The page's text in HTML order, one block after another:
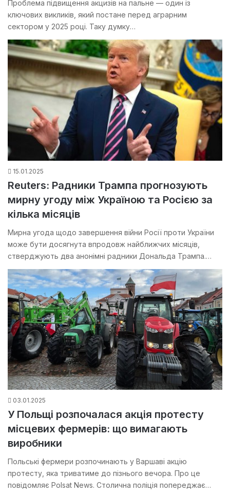
Проблема підвищення акцизів на пальне — один із
ключових викликів, який постане перед аграрним
сектором у 2025 році. Таку думку…
15.01.2025
Reuters: Радники Трампа прогнозують
мирну угоду між Україною та Росією за
кілька місяців
Мирна угода щодо завершення війни Росії проти України
може бути досягнута впродовж найближчих місяців,
стверджують два анонімні радники Дональда Трампа.…
03.01.2025
У Польщі розпочалася акція протесту
місцевих фермерів: що вимагають
виробники
Польські фермери розпочинають у Варшаві акцію
протесту, яка триватиме до пізнього вечора. Про це
повідомляє Polsat News. Столична поліція попереджає…